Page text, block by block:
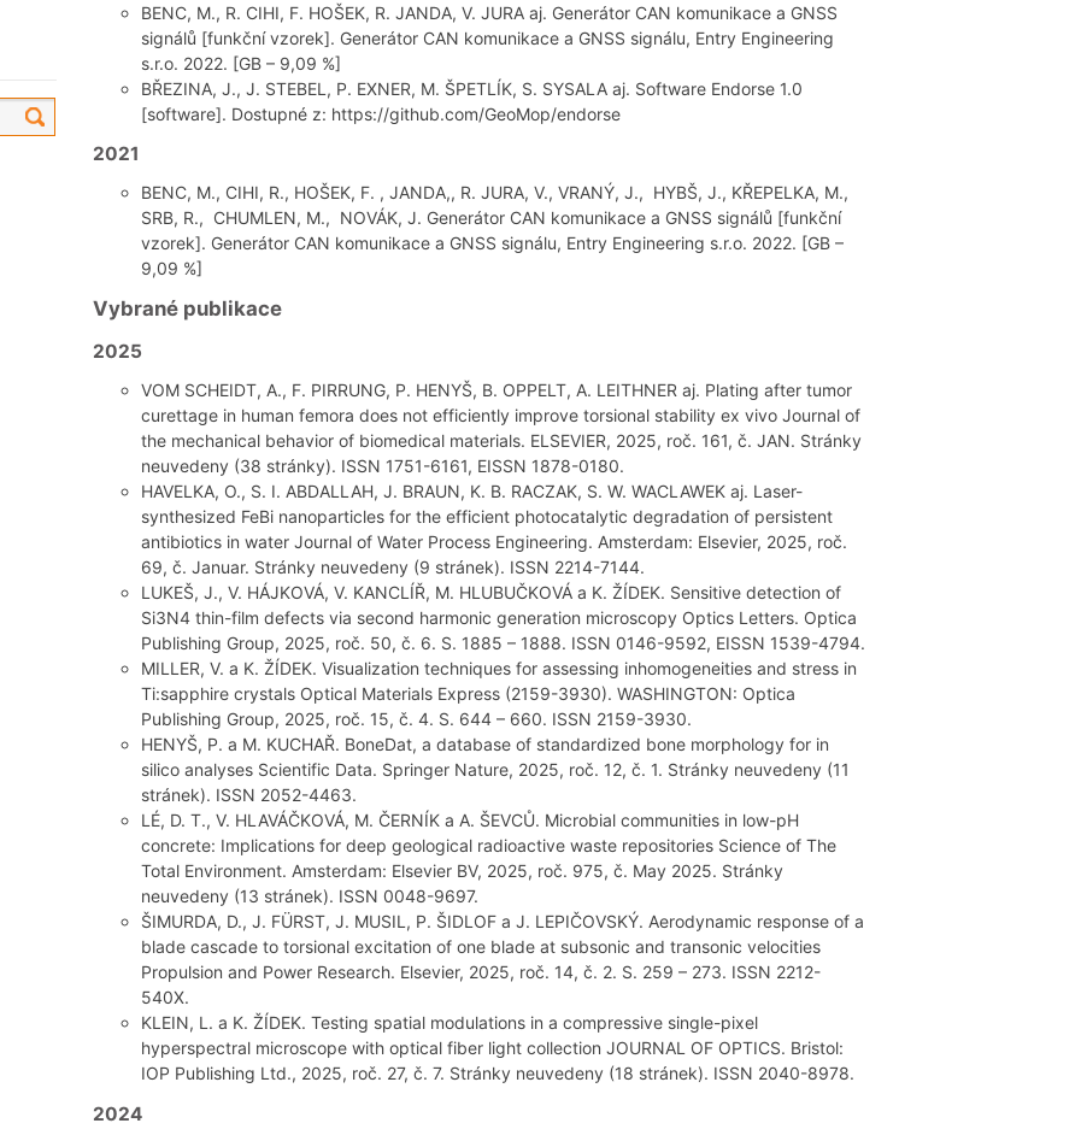
BENC, M., R. CIHI, F. HOŠEK, R. JANDA, V. JURA aj. Generátor CAN komunikace a GNSS
signálů [funkční vzorek]. Generátor CAN komunikace a GNSS signálu, Entry Engineering
s.r.o. 2022. [GB – 9,09 %]
BŘEZINA, J., J. STEBEL, P. EXNER, M. ŠPETLÍK, S. SYSALA aj. Software Endorse 1.0
[software]. Dostupné z: https://github.com/GeoMop/endorse
2021
BENC, M., CIHI, R., HOŠEK, F. , JANDA,, R. JURA, V., VRANÝ, J., HYBŠ, J., KŘEPELKA, M.,
SRB, R., CHUMLEN, M., NOVÁK, J. Generátor CAN komunikace a GNSS signálů [funkční
vzorek]. Generátor CAN komunikace a GNSS signálu, Entry Engineering s.r.o. 2022. [GB –
9,09 %]
Vybrané publikace
2025
VOM SCHEIDT, A., F. PIRRUNG, P. HENYŠ, B. OPPELT, A. LEITHNER aj. Plating after tumor
curettage in human femora does not efficiently improve torsional stability ex vivo Journal of
the mechanical behavior of biomedical materials. ELSEVIER, 2025, roč. 161, č. JAN. Stránky
neuvedeny (38 stránky). ISSN 1751-6161, EISSN 1878-0180.
HAVELKA, O., S. I. ABDALLAH, J. BRAUN, K. B. RACZAK, S. W. WACLAWEK aj. Laser-
synthesized FeBi nanoparticles for the efficient photocatalytic degradation of persistent
antibiotics in water Journal of Water Process Engineering. Amsterdam: Elsevier, 2025, roč.
69, č. Januar. Stránky neuvedeny (9 stránek). ISSN 2214-7144.
LUKEŠ, J., V. HÁJKOVÁ, V. KANCLÍŘ, M. HLUBUČKOVÁ a K. ŽÍDEK. Sensitive detection of
Si3N4 thin-film defects via second harmonic generation microscopy Optics Letters. Optica
Publishing Group, 2025, roč. 50, č. 6. S. 1885 – 1888. ISSN 0146-9592, EISSN 1539-4794.
MILLER, V. a K. ŽÍDEK. Visualization techniques for assessing inhomogeneities and stress in
Ti:sapphire crystals Optical Materials Express (2159-3930). WASHINGTON: Optica
Publishing Group, 2025, roč. 15, č. 4. S. 644 – 660. ISSN 2159-3930.
HENYŠ, P. a M. KUCHAŘ. BoneDat, a database of standardized bone morphology for in
silico analyses Scientific Data. Springer Nature, 2025, roč. 12, č. 1. Stránky neuvedeny (11
stránek). ISSN 2052-4463.
LÉ, D. T., V. HLAVÁČKOVÁ, M. ČERNÍK a A. ŠEVCŮ. Microbial communities in low-pH
concrete: Implications for deep geological radioactive waste repositories Science of The
Total Environment. Amsterdam: Elsevier BV, 2025, roč. 975, č. May 2025. Stránky
neuvedeny (13 stránek). ISSN 0048-9697.
ŠIMURDA, D., J. FÜRST, J. MUSIL, P. ŠIDLOF a J. LEPIČOVSKÝ. Aerodynamic response of a
blade cascade to torsional excitation of one blade at subsonic and transonic velocities
Propulsion and Power Research. Elsevier, 2025, roč. 14, č. 2. S. 259 – 273. ISSN 2212-
540X.
KLEIN, L. a K. ŽÍDEK. Testing spatial modulations in a compressive single-pixel
hyperspectral microscope with optical fiber light collection JOURNAL OF OPTICS. Bristol:
IOP Publishing Ltd., 2025, roč. 27, č. 7. Stránky neuvedeny (18 stránek). ISSN 2040-8978.
2024